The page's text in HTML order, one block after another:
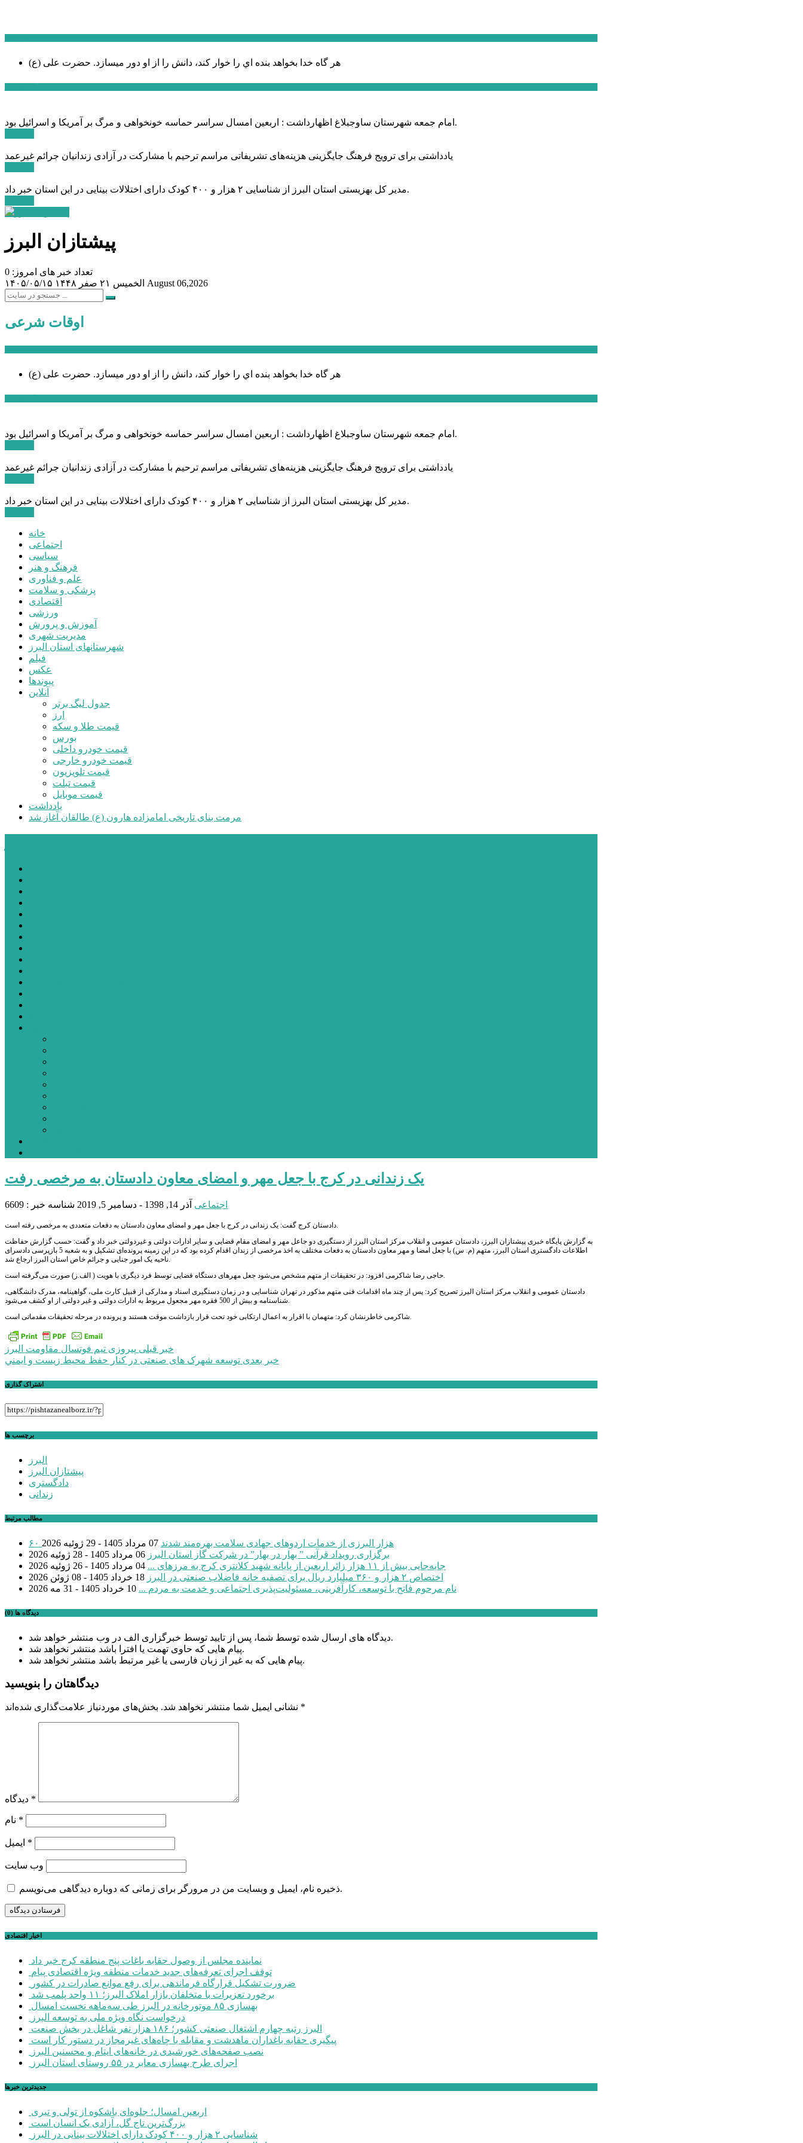
هر گاه خدا بخواهد بنده اي را خوار كند، دانش را از او دور میسازد. حضرت علی (ع)
امام جمعه شهرستان ساوجبلاغ اظهارداشت : اربعین امسال سراسر حماسه خونخواهی و مرگ بر آمریکا و اسرائیل بود.
یادداشتی برای ترویج فرهنگ جایگزینی هزینه‌های تشریفاتی مراسم ترحیم با مشارکت در آزادی زندانیان جرائم غیرعمد
مدیر کل بهزیستی استان البرز از شناسایی ۲ هزار و ۴۰۰ کودک دارای اختلالات بینایی در این استان خبر داد.
پیشتازان البرز
تعداد خبر های امروز: 0
۱۴۰۵/۰۵/۱۵
الخميس ۲۱ صفر ۱۴۴۸ August 06,2026
اوقات شرعی
هر گاه خدا بخواهد بنده اي را خوار كند، دانش را از او دور میسازد. حضرت علی (ع)
امام جمعه شهرستان ساوجبلاغ اظهارداشت : اربعین امسال سراسر حماسه خونخواهی و مرگ بر آمریکا و اسرائیل بود.
یادداشتی برای ترویج فرهنگ جایگزینی هزینه‌های تشریفاتی مراسم ترحیم با مشارکت در آزادی زندانیان جرائم غیرعمد
مدیر کل بهزیستی استان البرز از شناسایی ۲ هزار و ۴۰۰ کودک دارای اختلالات بینایی در این استان خبر داد.
خانه
اجتماعی
سیاسی
فرهنگ و هنر
علم و فناوری
پزشکی و سلامت
اقتصادی
ورزشی
آموزش و پرورش
مدیریت شهری
شهرستانهای استان البرز
فیلم
عکس
پیوندها
آنلاین
جدول لیگ برتر
ارز
قیمت طلا و سکه
بورس
قیمت خودرو داخلی
قیمت خودرو خارجی
قیمت تلویزیون
قیمت تبلت
قیمت موبایل
یادداشت
مرمت بنای تاریخی امامزاده هارون (ع) طالقان آغاز شد
یک زندانی در کرج با جعل مهر و امضای معاون دادستان به مرخصی رفت
اجتماعی آذر 14, 1398 - دسامبر 5, 2019 شناسه خبر : 6609
دادستان کرج گفت: یک زندانی در کرج با جعل مهر و امضای معاون دادستان به دفعات متعددی به مرخصی رفته است.
به گزارش پایگاه خبری پیشتازان البرز، دادستان عمومی و انقلاب مرکز استان البرز از دستگیری دو جاعل مهر و امضای مقام قضایی و سایر ادارات دولتی و غیردولتی خبر داد و گفت: حسب گزارش حفاظت
اطلاعات دادگستری استان البرز، متهم (م. س) با جعل امضا و مهر معاون دادستان به دفعات مختلف به اخذ مرخصی از زندان اقدام کرده بود که در این زمینه پرونده‌ای تشکیل و به شعبه 5 بازپرسی دادسرای
ناحیه یک امور جنایی و جرائم خاص استان البرز ارجاع شد.
حاجی رضا شاکرمی افزود: در تحقیقات از متهم مشخص می‌شود جعل مهرهای دستگاه قضایی توسط فرد دیگری با هویت ( الف.ز) صورت می‌گرفته است.
دادستان عمومی و انقلاب مرکز استان البرز تصریح کرد: پس از چند ماه اقدامات فنی متهم مذکور در تهران شناسایی و در زمان دستگیری اسناد و مدارکی از قبیل کارت ملی، گواهینامه، مدرک دانشگاهی،
شناسنامه و بیش از 500 فقره مهر مجعول مربوط به ادارات دولتی و غیر دولتی از او کشف می‌شود.
شاکرمی خاطرنشان کرد: متهمان با اقرار به اعمال ارتکابی خود تحت قرار بازداشت موقت هستند و پرونده در مرحله تحقیقات مقدماتی است.
راهبری
نوشته
خبر قبلی پیروزی تیم فوتسال مقاومت البرز
خبر بعدی توسعه شهرک های صنعتی در کنار حفظ محیط زیست و ايمني
اشتراک گذاری
برچسب ها
البرز
پیشتازان البرز
دادگستری
زندانی
مطالب مرتبط
۶۰ هزار البرزی از خدمات اردوهای جهادی سلامت بهره‌مند شدند 07 مرداد 1405 - 29 ژوئیه 2026
برگزاری رویداد قرآنی ” بهار در بهار” در شرکت گاز استان البرز 06 مرداد 1405 - 28 ژوئیه 2026
جابه‌جایی بیش از ۱۱ هزار زائر اربعین از پایانه شهید کلانتری کرج به مرزهای ...
04 مرداد 1405 - 26 ژوئیه 2026
اختصاص ۲ هزار و ۳۶۰ میلیارد ریال برای تصفیه خانه فاضلاب صنعتی در البرز
18 خرداد 1405 - 08 ژوئن 2026
نام مرحوم فاتح با توسعه، کارآفرینی، مسئولیت‌پذیری اجتماعی و خدمت به مردم ... 10 خرداد 1405 - 31 مه 2026
دیدگاه ها (0)
دیدگاه های ارسال شده توسط شما، پس از تایید توسط خبرگزاری الف در وب منتشر خواهد شد.
پیام هایی که حاوی تهمت یا افترا باشد منتشر نخواهد شد.
پیام هایی که به غیر از زبان فارسی یا غیر مرتبط باشد منتشر نخواهد شد.
دیدگاهتان را بنویسید
نشانی ایمیل شما منتشر نخواهد شد. *
*
*
*
وب‌ سایت
ذخیره نام، ایمیل و وبسایت من در مرورگر برای زمانی که دوباره دیدگاهی می‌نویسم.
اخبار اقتصادی
نماینده مجلس از وصول حقابه باغات پنج منطقه کرج خبر داد
توقف اجرای تعرفه‌های جدید خدمات منطقه ویژه اقتصادی پیام
ضرورت تشکیل قرارگاه فرماندهی برای رفع موانع صادرات در کشور
برخورد تعزیرات با متخلفان بازار املاک البرز؛ ۱۱ واحد پلمب شد
بهسازی ۸۵ موتورخانه در البرز طی سه‌ماهه نخست امسال
درخواست نگاه ویژه ملی به توسعه البرز
البرز رتبه چهارم اشتغال صنعتی کشور؛ ۱۸۶ هزار نفر شاغل در بخش صنعت
پیگیری حقابه باغداران ماهدشت و مقابله با چاه‌های غیرمجاز در دستور کار است
نصب صفحه‌های خورشیدی در خانه‌های ایتام و محسنین البرز
اجرای طرح بهسازی معابر در ۵۵ روستای استان البرز
جديدترين خبرها
اربعین امسال؛ جلوه‌ای باشکوه از تولی و تبری
بزرگ‌ترین تاج گل، آزادی یک انسان است
شناسایی ۲ هزار و ۴۰۰ کودک دارای اختلالات بینایی در البرز